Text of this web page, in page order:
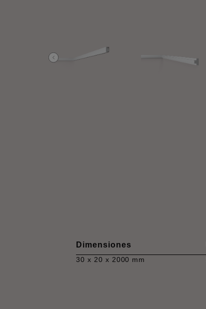
Dimensiones
30 x 20 x 2000 mm